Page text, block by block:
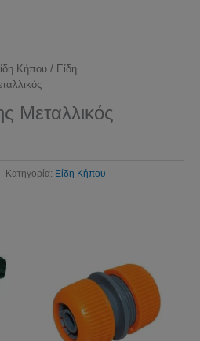
Κήπου / Είδη
Μεταλλικός
Κατηγορία: Είδη Κήπου